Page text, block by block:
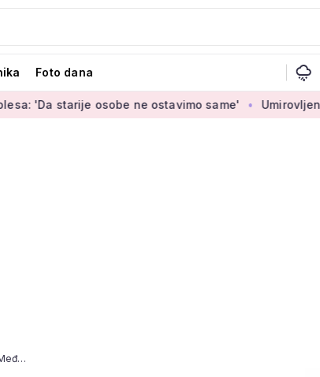
Foto dana
osobe ne ostavimo same' Umirovljenica
Šest kategorija građana ima pravo na jeftiniji internet: Među njima su i korisnici nacionalne naknade za starije